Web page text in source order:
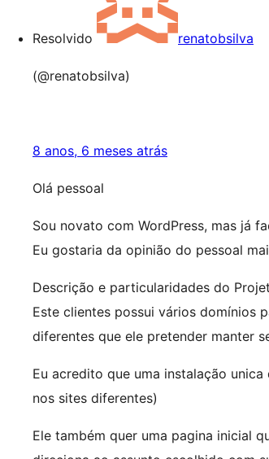
Resolvido renatobsilva
(@renatobsilva)
8 anos, 6 meses atrás
Olá pessoal
Sou novato com WordPress, mas já
Eu gostaria da opinião do pessoal
Descrição e particularidades do
Este clientes possui vários domínios
diferentes que ele pretender manter
Eu acredito que uma instalação
nos sites diferentes)
Ele também quer uma pagina inicial